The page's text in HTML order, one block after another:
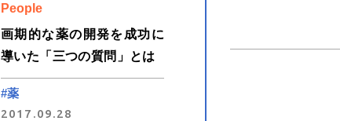
People
画期的な薬の開発を成功に
導いた「三つの質問」とは
#薬
2017.09.28